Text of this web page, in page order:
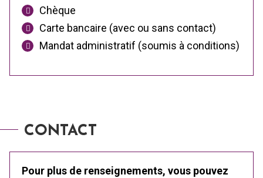
Chèque
Carte bancaire (avec ou sans contact)
Mandat administratif (soumis à conditions)
CONTACT
Pour plus de renseignements, vous pouvez